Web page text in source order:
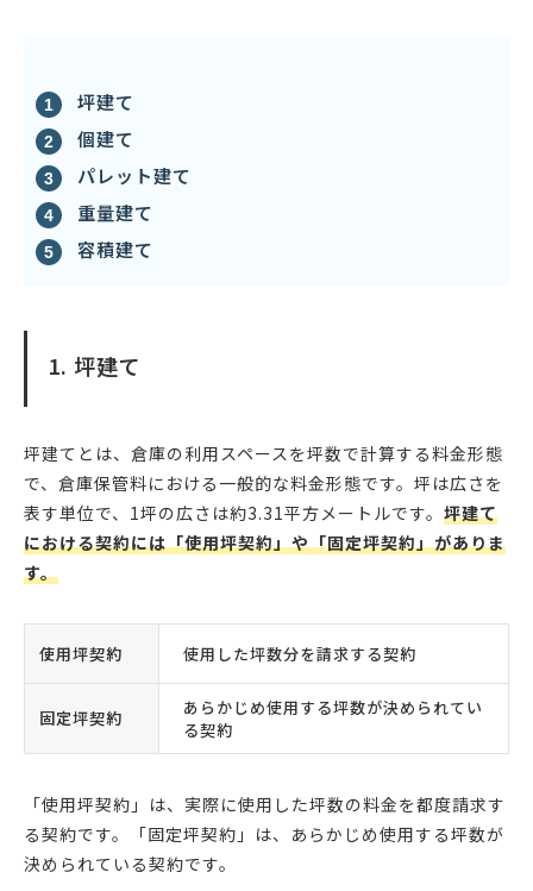
坪建て
個建て
パレット建て
重量建て
容積建て
1. 坪建て
坪建てとは、倉庫の利用スペースを坪数で計算する料金形態
で、倉庫保管料における一般的な料金形態です。坪は広さを
表す単位で、1坪の広さは約3.31平方メートルです。 坪建て
における契約には「使用坪契約」や「固定坪契約」がありま
す。
使用坪契約 使用した坪数分を請求する契約
固定坪契約
あらかじめ使用する坪数が決められてい
る契約
「使用坪契約」は、実際に使用した坪数の料金を都度請求す
る契約です。「固定坪契約」は、あらかじめ使用する坪数が
決められている契約です。